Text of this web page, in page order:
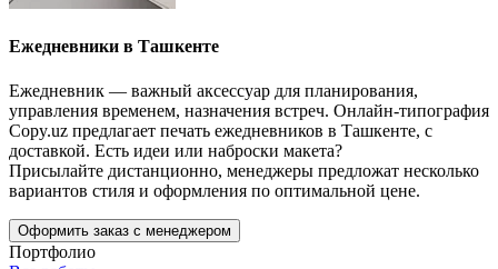
Ежедневники в Ташкенте
Ежедневник — важный аксессуар для планирования,
управления временем, назначения встреч. Онлайн-типография
Copy.uz предлагает печать ежедневников в Ташкенте, с
доставкой. Есть идеи или наброски макета?
Присылайте дистанционно, менеджеры предложат несколько
вариантов стиля и оформления по оптимальной цене.
Оформить заказ с менеджером
Портфолио